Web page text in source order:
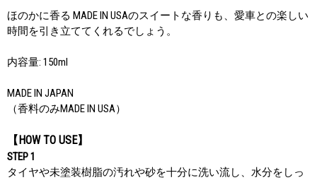
ほのかに香る MADE IN USAのスイートな香りも、愛車との楽しい
時間を引き立ててくれるでしょう。
内容量: 150ml
MADE IN JAPAN
（香料のみMADE IN USA）
【HOW TO USE】
STEP 1
タイヤや未塗装樹脂の汚れや砂を十分に洗い流し、水分をしっ